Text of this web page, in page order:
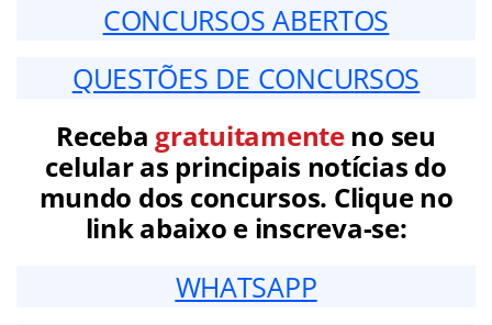
CONCURSOS ABERTOS
QUESTÕES DE CONCURSOS
Receba gratuitamenteno seu
celular as principais notícias do
mundo dos concursos. Clique no
link abaixo e inscreva-se:
WHATSAPP